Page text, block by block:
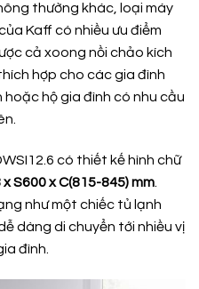
thường khác, loại máy
Kaff có nhiều ưu điểm
cả xoong nồi chảo kích
hợp cho các gia đình
hộ gia đình có nhu cầu
có thiết kế hình chữ
x S600 x C(815-845) mm
như một chiếc tủ lạnh
dàng di chuyển tới nhiều vị
đình.